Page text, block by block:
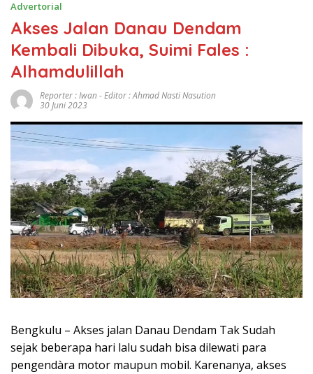
Advertorial
Akses Jalan Danau Dendam
Kembali Dibuka, Suimi Fales :
Alhamdulillah
Reporter : Iwan - Editor : Ahmad Nasti Nasution
30 Juni 2023
Bengkulu – Akses jalan Danau Dendam Tak Sudah
sejak beberapa hari lalu sudah bisa dilewati para
pengendàra motor maupun mobil. Karenanya, akses